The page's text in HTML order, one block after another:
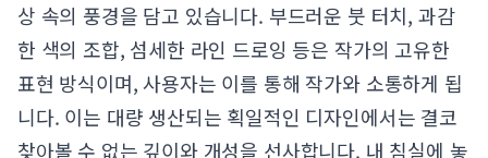
상 속의 풍경을 담고 있습니다. 부드러운 붓 터치, 과감
한 색의 조합, 섬세한 라인 드로잉 등은 작가의 고유한
표현 방식이며, 사용자는 이를 통해 작가와 소통하게 됩
니다. 이는 대량 생산되는 획일적인 디자인에서는 결코
찾아볼 수 없는 깊이와 개성을 선사합니다. 내 침실에 놓